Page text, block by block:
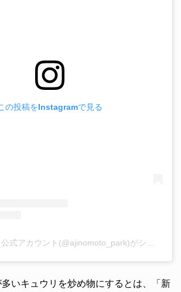
の投稿をInstagramで見る
いキュウリを炒め物にするとは、「新